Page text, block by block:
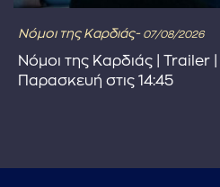
Νόμοι της Καρδιάς- 07/08/2026
Νόμοι της Καρδιάς | Trailer
Παρασκευή στις 14:45